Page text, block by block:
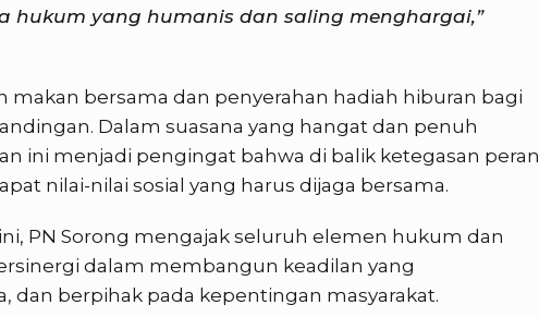
hukum yang humanis dan saling menghargai,”
makan bersama dan penyerahan hadiah hiburan bagi
Dalam suasana yang hangat dan penuh
ini menjadi pengingat bahwa di balik ketegasan peran
nilai-nilai sosial yang harus dijaga bersama.
PN Sorong mengajak seluruh elemen hukum dan
dalam membangun keadilan yang
dan berpihak pada kepentingan masyarakat.